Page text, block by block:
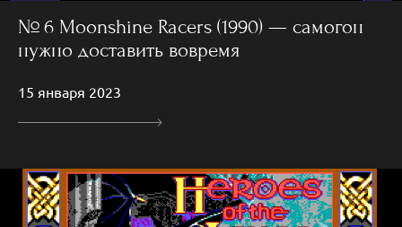
№ 6 Moonshine Racers (1990) — самогон
нужно доставить вовремя
15 января 2023